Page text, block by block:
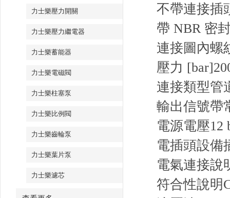
力士樂壓力開關
力士樂壓力繼電器
力士樂蓄能器
力士樂電磁閥
力士樂柱塞泵
力士樂比例閥
力士樂齒輪泵
力士樂葉片泵
力士樂濾芯
不帶連接插
帶 NBR 密
連接圖內螺
壓力
連接類型管
輸出信號帶
電源電壓12
電插頭設備
電氣連接說
符合性說明